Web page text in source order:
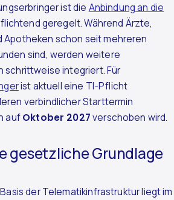
ist die Anbindung an die
geregelt. Während Ärzte,
Apotheken schon seit mehreren
sind, werden weitere
schrittweise integriert. Für
ist aktuell eine TI-Pflicht
verbindlicher Starttermin
aufOktober 2027verschoben wird.
gesetzliche Grundlage
der Telematikinfrastruktur liegt im